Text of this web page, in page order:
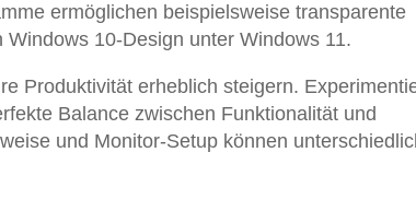
ermöglichen beispielsweise transparente
10-Design unter Windows 11.
Produktivität erheblich steigern.
Balance zwischen Funktionalität und
und Monitor-Setup können